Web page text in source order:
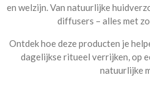
en welzijn. Van natuurlijke
diffusers – alles met
Ontdek hoe deze producten je
dagelijkse ritueel verrijken, op
natuurlijke